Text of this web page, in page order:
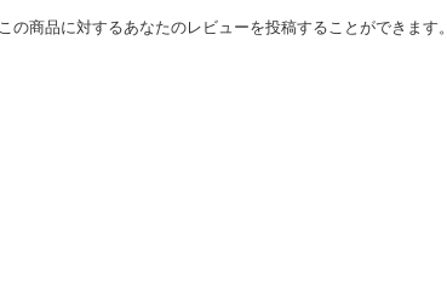
この商品に対するあなたのレビューを投稿することができます。